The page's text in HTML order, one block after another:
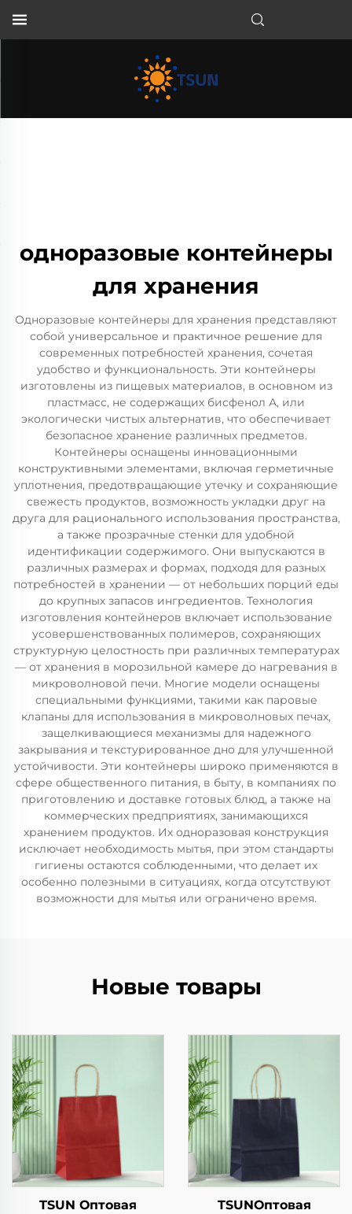
одноразовые контейнеры
для хранения
Одноразовые контейнеры для хранения представляют
собой универсальное и практичное решение для
современных потребностей хранения, сочетая
удобство и функциональность. Эти контейнеры
изготовлены из пищевых материалов, в основном из
пластмасс, не содержащих бисфенол А, или
экологически чистых альтернатив, что обеспечивает
безопасное хранение различных предметов.
Контейнеры оснащены инновационными
конструктивными элементами, включая герметичные
уплотнения, предотвращающие утечку и сохраняющие
свежесть продуктов, возможность укладки друг на
друга для рационального использования пространства,
а также прозрачные стенки для удобной
идентификации содержимого. Они выпускаются в
различных размерах и формах, подходя для разных
потребностей в хранении — от небольших порций еды
до крупных запасов ингредиентов. Технология
изготовления контейнеров включает использование
усовершенствованных полимеров, сохраняющих
структурную целостность при различных температурах
— от хранения в морозильной камере до нагревания в
микроволновой печи. Многие модели оснащены
специальными функциями, такими как паровые
клапаны для использования в микроволновых печах,
защелкивающиеся механизмы для надежного
закрывания и текстурированное дно для улучшенной
устойчивости. Эти контейнеры широко применяются в
сфере общественного питания, в быту, в компаниях по
приготовлению и доставке готовых блюд, а также на
коммерческих предприятиях, занимающихся
хранением продуктов. Их одноразовая конструкция
исключает необходимость мытья, при этом стандарты
гигиены остаются соблюденными, что делает их
особенно полезными в ситуациях, когда отсутствуют
возможности для мытья или ограничено время.
Новые товары
TSUN Оптовая
TSUNОптовая